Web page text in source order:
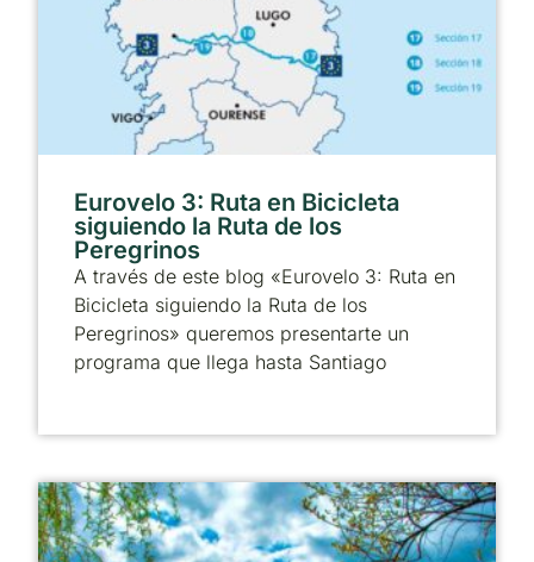
Eurovelo 3: Ruta en Bicicleta
siguiendo la Ruta de los
Peregrinos
A través de este blog «Eurovelo 3: Ruta en
Bicicleta siguiendo la Ruta de los
Peregrinos» queremos presentarte un
programa que llega hasta Santiago